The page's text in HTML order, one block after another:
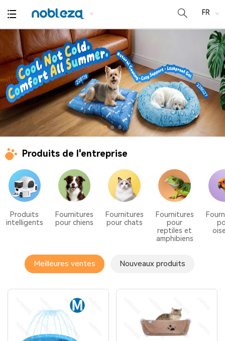
Produits de l'entreprise
Produits
intelligents
Fournitures
pour chiens
Fournitures
pour chats
Fournitures
pour
reptiles et
amphibiens
Meilleures ventes Nouveaux produits